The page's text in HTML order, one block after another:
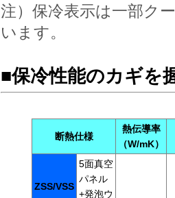
注）保冷表示は一部ク
います。
■保冷性能のカギを
断熱仕様
熱伝導率
（W/mK）
ZSS/VSS
5面真空
パネル
+発泡ウ